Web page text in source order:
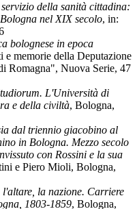
della sanità cittadina:
nel XIX secolo, in:
bolognese in epoca
e memorie della Deputazione
Romagna", Nuova Serie, 47
L'Università di
e della civiltà, Bologna,
dal triennio giacobino al
in Bologna. Mezzo secolo
con Rossini e la sua
e Piero Mioli, Bologna,
l'altare, la nazione. Carriere
1803-1859, Bologna,